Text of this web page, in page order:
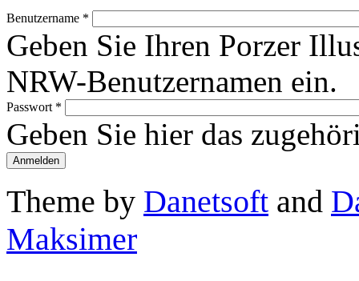
Benutzername *
Geben Sie Ihren Porzer
NRW-Benutzernamen ein.
Passwort *
Geben Sie hier das
Theme by Danetsoft and
Maksimer